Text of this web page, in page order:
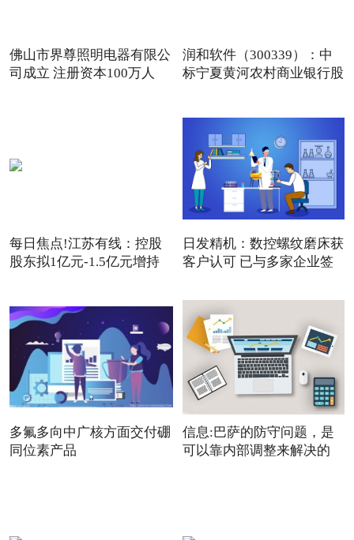
佛山市界尊照明电器有限公
司成立 注册资本100万人
润和软件（300339）：中
标宁夏黄河农村商业银行股
每日焦点!江苏有线：控股
股东拟1亿元-1.5亿元增持
日发精机：数控螺纹磨床获
客户认可 已与多家企业签
多氟多向中广核方面交付硼
同位素产品
信息:巴萨的防守问题，是
可以靠内部调整来解决的